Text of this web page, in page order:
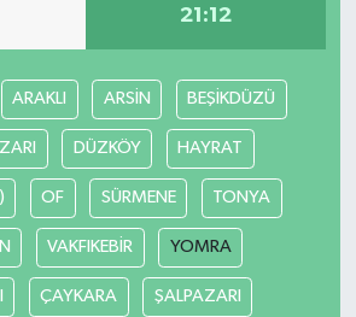
21:12
ARAKLI ARSİN BEŞİKDÜZÜ
DÜZKÖY HAYRAT
OF SÜRMENE TONYA
VAKFIKEBİR YOMRA
ÇAYKARA ŞALPAZARI